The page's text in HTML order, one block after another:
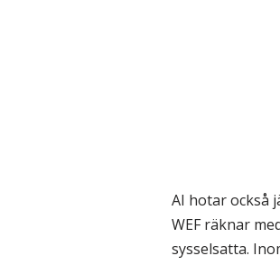
AI hotar också
WEF räknar
sysselsatta.